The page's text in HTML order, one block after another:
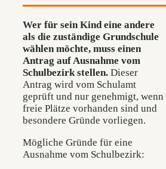
Wer für sein Kind eine andere
als die zuständige Grundschule
wählen möchte, muss einen
Antrag auf Ausnahme vom
Schulbezirk stellen. Dieser
Antrag wird vom Schulamt
geprüft und nur genehmigt, wenn
freie Plätze vorhanden sind und
besondere Gründe vorliegen.
Mögliche Gründe für eine
Ausnahme vom Schulbezirk: